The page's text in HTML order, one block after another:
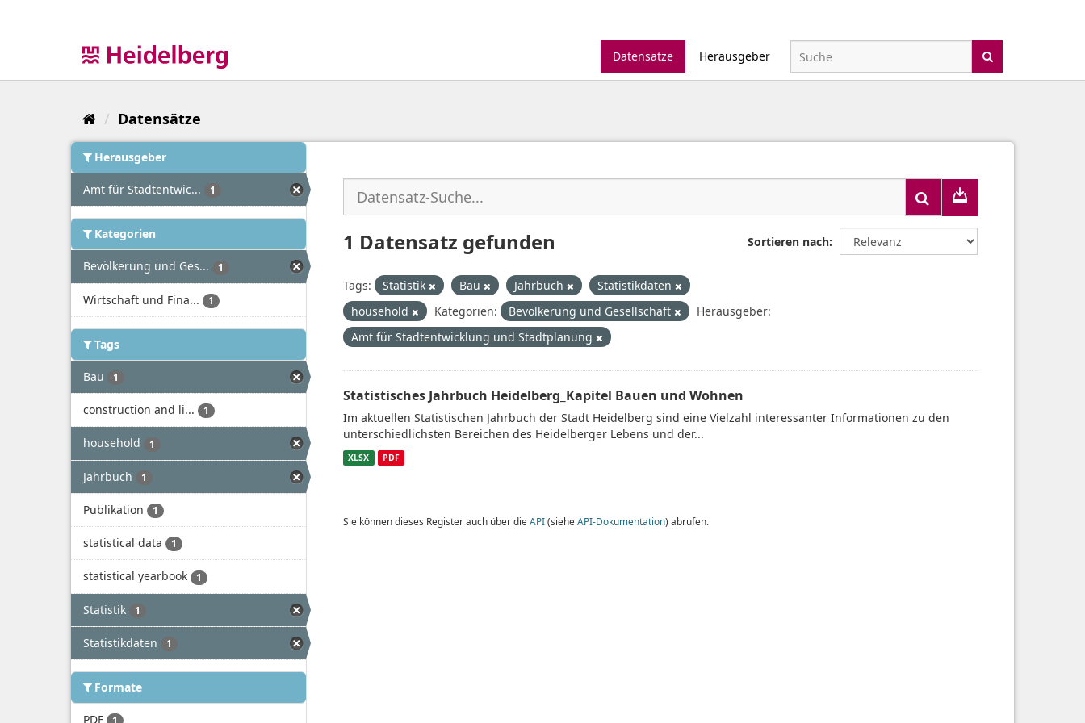
Datensätze
Herausgeber
Datensätze
Herausgeber
Amt für Stadtentwic... 1
Kategorien
Bevölkerung und Ges... 1
Wirtschaft und Fina... 1
Tags
Bau 1
construction and li... 1
household 1
Jahrbuch 1
Publikation 1
statistical data 1
statistical yearbook 1
Statistik 1
Statistikdaten 1
Formate
PDF
Sortieren nach
1 Datensatz gefunden
Tags: Statistik Bau Jahrbuch
Statistikdaten
household
Kategorien: Bevölkerung und Gesellschaft
Herausgeber:
Amt für Stadtentwicklung und Stadtplanung
Statistisches Jahrbuch Heidelberg_Kapitel Bauen und Wohnen
Im aktuellen Statistischen Jahrbuch der Stadt Heidelberg sind eine Vielzahl interessanter Informationen zu den
unterschiedlichsten Bereichen des Heidelberger Lebens und der...
XLSX PDF
Sie können dieses Register auch über die API(siehe API-Dokumentation) abrufen.